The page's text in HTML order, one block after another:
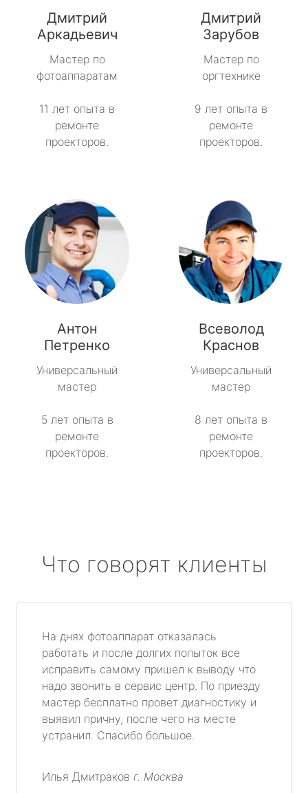
Дмитрий
Аркадьевич
Мастер по
фотоаппаратам
11 лет опыта в
ремонте
проекторов.
Дмитрий
Зарубов
Мастер по
оргтехнике
9 лет опыта в
ремонте
проекторов.
Антон
Петренко
Универсальный
мастер
5 лет опыта в
ремонте
проекторов.
Всеволод
Краснов
Универсальный
мастер
8 лет опыта в
ремонте
проекторов.
Что говорят клиенты
На днях фотоаппарат отказалась
работать и после долгих попыток все
исправить самому пришел к выводу что
надо звонить в сервис центр. По приезду
мастер бесплатно провет диагностику и
выявил причну, после чего на месте
устранил. Спасибо большое.
Илья Дмитраков г. Москва